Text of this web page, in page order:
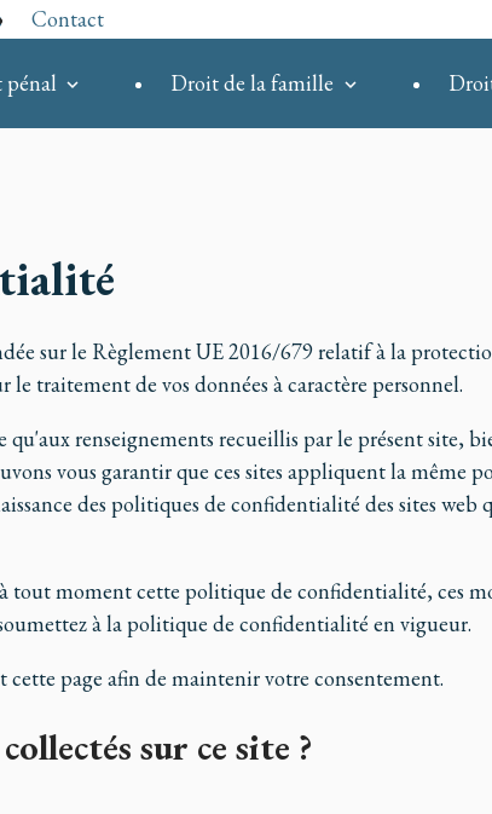
Contact
Droit de la famille
sur le Règlement UE 2016/679 relatif à la
traitement de vos données à caractère personnel.
renseignements recueillis par le présent site,
vous garantir que ces sites appliquent la même
des politiques de confidentialité des sites
tout moment cette politique de confidentialité, ces
à la politique de confidentialité en vigueur.
page afin de maintenir votre consentement.
sur ce site ?